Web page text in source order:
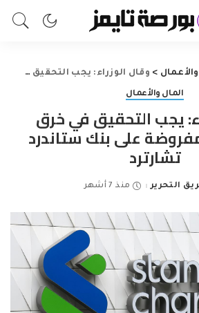
> وقال الوزراء: يجب التحقيق في خرق العقوبات المفروضة على بنك ستاندرد تشارترد
المال والأعمال
يجب التحقيق في خرق
على بنك ستاندرد
تشارترد
التحرير منذ 7 أشهر